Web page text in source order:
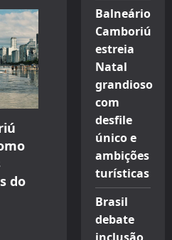
do
Balneário
Camboriú
estreia
Natal
grandioso
com
desfile
único e
ambições
turísticas
Brasil
debate